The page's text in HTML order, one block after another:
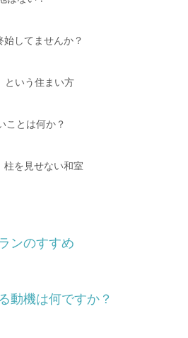
してませんか？
という住まい方
ことは何か？
柱を見せない和室
ンのすすめ
動機は何ですか？